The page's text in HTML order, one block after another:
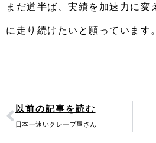
まだ道半ば、実績を加速力に変
に走り続けたいと願っています。
Prev
以前の記事を読む
日本一速いクレープ屋さん